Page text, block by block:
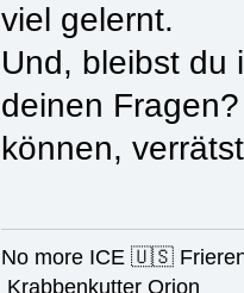
viel gelernt.
Und, bleibst du
deinen
können,
No more ICE 🇺🇸
Krabbenkutter Orion